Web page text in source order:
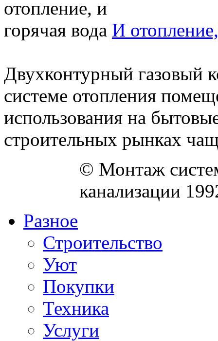
И
Двухконтурный газовый
системе отопления
использования на
строительных рынках
© Монтаж
канализации
Разное
Строительство
Уют
Покупки
Техника
Услуги